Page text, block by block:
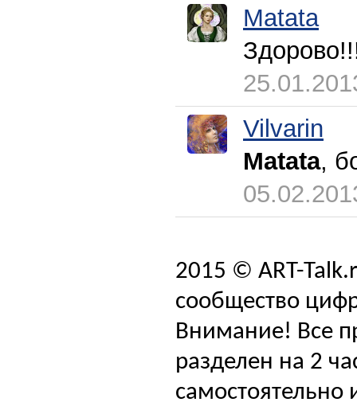
Matata
Vilvarin
Matata,
2015 © ART-
сообщество
Внимание! Все
разделен на 2
самостоятельно